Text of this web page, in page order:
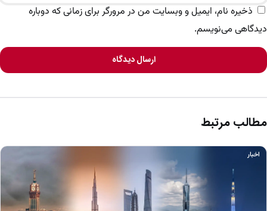
ذخیره نام، ایمیل و وبسایت من در مرورگر برای زمانی که دوباره
دیدگاهی می‌نویسم.
ارسال دیدگاه
مطالب مرتبط
اخبار